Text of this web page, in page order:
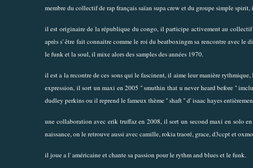
membre du collectif de rap français saïan supa crew et du groupe simple
il est originaire de la république du congo, il participe activement au collectif
après s' être fait connaitre comme le roi du beatboxingm sa rencontre avec
le funk et la soul, il mixe alors des samples des années 1970.
il est a la recontre de ces sons qui le fascinent, il aime leur manière
expression, il sort un maxi en 2005 '' smuthin that u never heard before ''
dudley perkins ou il reprend le fameux thème '' shaft '' d' isaac hayes
une collaboration avec erik truffaz en 2008, il sort un second maxi en solo
naissance, on le retrouve aussi avec camille, rokia traoré, grace, d3ccpt et
il joue a l' américaine et chante sa passion pour le rythm and blues et le funk.